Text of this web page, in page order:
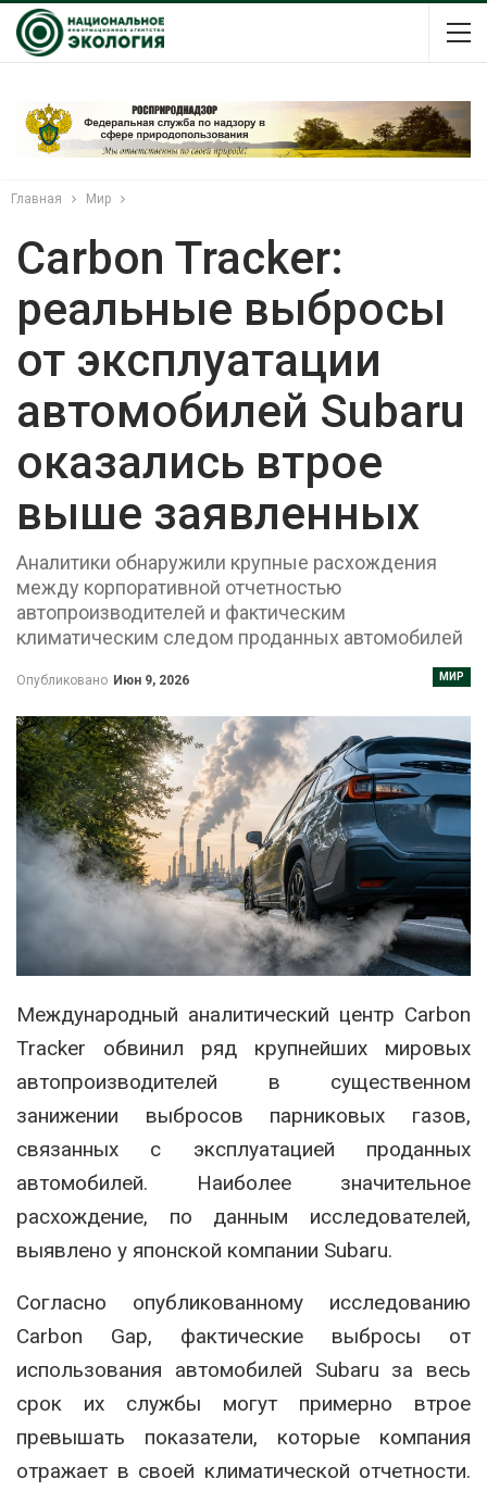
Главная Мир
Carbon Tracker:
реальные выбросы
от эксплуатации
автомобилей Subaru
оказались втрое
выше заявленных
Аналитики обнаружили крупные расхождения
между корпоративной отчетностью
автопроизводителей и фактическим
климатическим следом проданных автомобилей
МИР
Опубликовано Июн 9, 2026
Международный аналитический центр Carbon
Tracker обвинил ряд крупнейших мировых
автопроизводителей в существенном
занижении выбросов парниковых газов,
связанных с эксплуатацией проданных
автомобилей. Наиболее значительное
расхождение, по данным исследователей,
выявлено у японской компании Subaru.
Согласно опубликованному исследованию
Carbon Gap, фактические выбросы от
использования автомобилей Subaru за весь
срок их службы могут примерно втрое
превышать показатели, которые компания
отражает в своей климатической отчетности.